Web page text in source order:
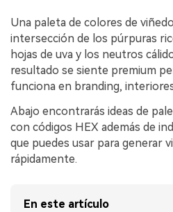
Una paleta de colores de
intersección de los púrpuras
hojas de uva y los neutros
resultado se siente premium
funciona en branding,
Abajo encontrarás ideas de
con códigos HEX además de
que puedes usar para generar
rápidamente.
En este artículo